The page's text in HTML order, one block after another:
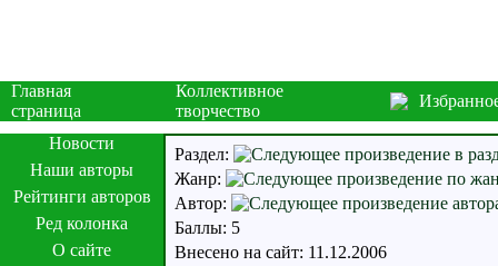
Главная
страница
Коллективное
творчество
Новости
Наши авторы
Рейтинги авторов
Ред колонка
О сайте
Раздел:
Жанр:
Автор:
Баллы: 5
Внесено на сайт: 11.12.2006